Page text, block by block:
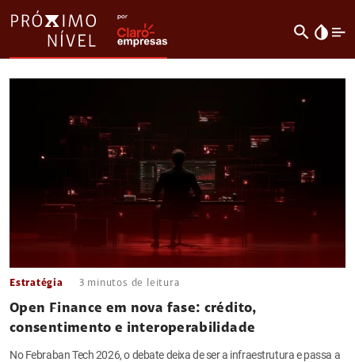
search invert_colors
Estratégia 3 minutos de leitura
Open Finance em nova fase: crédito,
consentimento e interoperabilidade
No Febraban Tech 2026, o debate deixa de ser a infraestrutura e passa a